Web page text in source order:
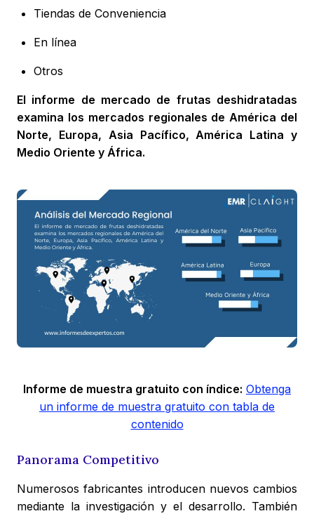
Tiendas de Conveniencia
En línea
Otros
El informe de mercado de frutas deshidratadas
examina los mercados regionales de América del
Norte, Europa, Asia Pacífico, América Latina y
Medio Oriente y África.
Informe de muestra gratuito con índice: Obtenga
un informe de muestra gratuito con tabla de
contenido
Panorama Competitivo
Numerosos fabricantes introducen nuevos cambios
mediante la investigación y el desarrollo. También